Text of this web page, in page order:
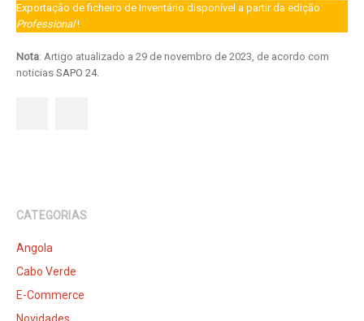
Exportação de ficheiro de Inventário disponível a partir da edição
Professional!
Nota: Artigo atualizado a 29 de novembro de 2023, de acordo com
noticias SAPO 24.
CATEGORIAS
Angola
Cabo Verde
E-Commerce
Novidades